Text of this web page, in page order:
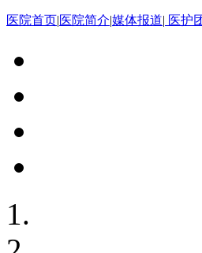
医院首页|医院简介|媒体报道| 医护